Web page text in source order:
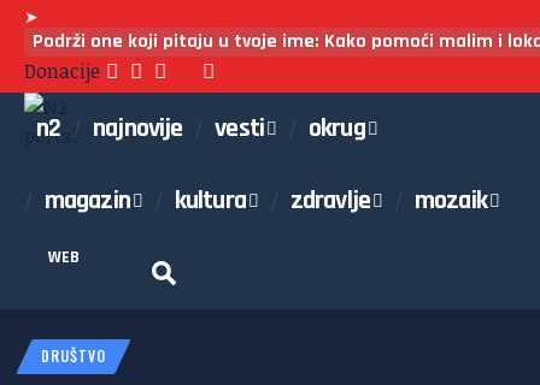
➤
Podrži one koji pitaju u tvoje ime: Kako pomoći malim i
Donacije
n2 najnovije vesti okrug
magazin kultura zdravlje mozaik
WEB
DRUŠTVO